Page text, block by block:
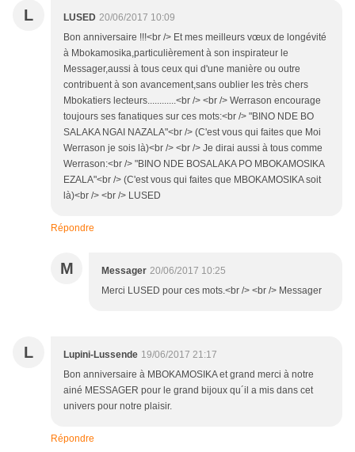
L LUSED 20/06/2017 10:09
Bon anniversaire !!!<br /> Et mes meilleurs vœux de longévité
à Mbokamosika,particulièrement à son inspirateur le
Messager,aussi à tous ceux qui d'une manière ou outre
contribuent à son avancement,sans oublier les très chers
Mbokatiers lecteurs............<br /> <br /> Werrason encourage
toujours ses fanatiques sur ces mots:<br /> "BINO NDE BO
SALAKA NGAI NAZALA"<br /> (C'est vous qui faites que Moi
Werrason je sois là)<br /> <br /> Je dirai aussi à tous comme
Werrason:<br /> "BINO NDE BOSALAKA PO MBOKAMOSIKA
EZALA"<br /> (C'est vous qui faites que MBOKAMOSIKA soit
là)<br /> <br /> LUSED
Répondre
M Messager 20/06/2017 10:25
Merci LUSED pour ces mots.<br /> <br /> Messager
L Lupini-Lussende 19/06/2017 21:17
Bon anniversaire à MBOKAMOSIKA et grand merci à notre
ainé MESSAGER pour le grand bijoux qu´il a mis dans cet
univers pour notre plaisir.
Répondre